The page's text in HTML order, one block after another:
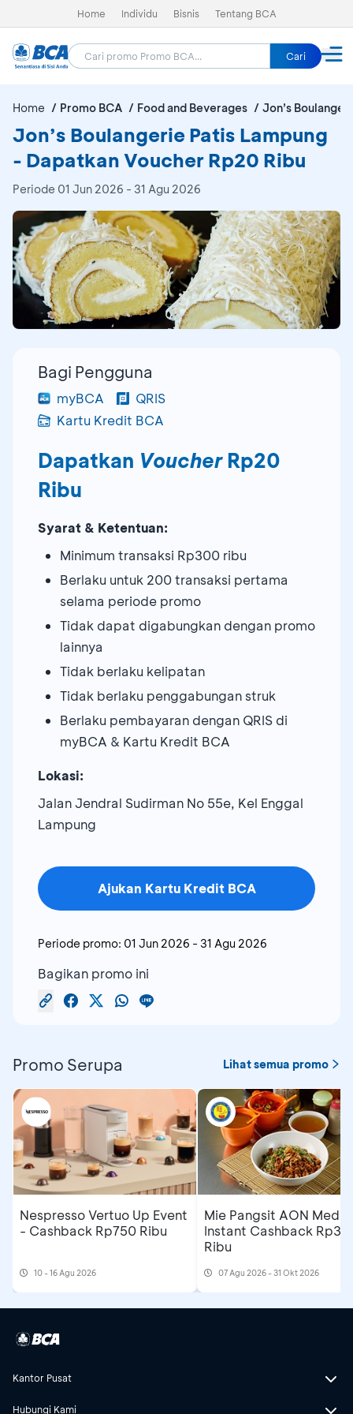
Home Individu Bisnis Tentang BCA
Cari
Home Promo BCA Food and Beverages Jon’s
Jon’s Boulangerie Patis Lampung
- Dapatkan Voucher Rp20 Ribu
Periode 01 Jun 2026 - 31 Agu 2026
Bagi Pengguna
myBCA
QRIS
Kartu Kredit BCA
Dapatkan VoucherRp20
Ribu
Syarat & Ketentuan:
Minimum transaksi Rp300 ribu
Berlaku untuk 200 transaksi pertama
selama periode promo
Tidak dapat digabungkan dengan promo
lainnya
Tidak berlaku kelipatan
Tidak berlaku penggabungan struk
Berlaku pembayaran dengan QRIS di
myBCA & Kartu Kredit BCA
Lokasi:
Jalan Jendral Sudirman No 55e, Kel Enggal
Lampung
Ajukan Kartu Kredit BCA
Periode promo: 01 Jun 2026 - 31 Agu 2026
Bagikan promo ini
Promo Serupa Lihat semua promo
Nespresso Vertuo Up Event
- Cashback Rp750 Ribu
10 - 16 Agu 2026
Mie Pangsit AON
Instant Cashback Rp35
Ribu
07 Agu 2026 - 31 Okt 2026
Kantor Pusat
Hubungi Kami